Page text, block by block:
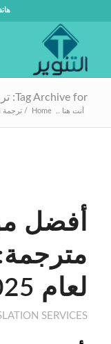
هاتف/
Tag Archive for: ترجمة الفيديو
أنت هنا .. Home
/ ترجمة
أفضل
لعام 2025
SERVICES